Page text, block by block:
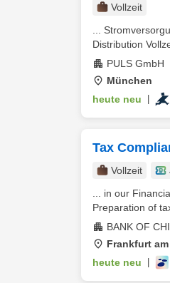
Vollzeit
...
Distribution
PULS GmbH
München
heute neu
Tax
Vollzeit
... in our
Preparation of
BANK OF
Frankfurt
heute neu